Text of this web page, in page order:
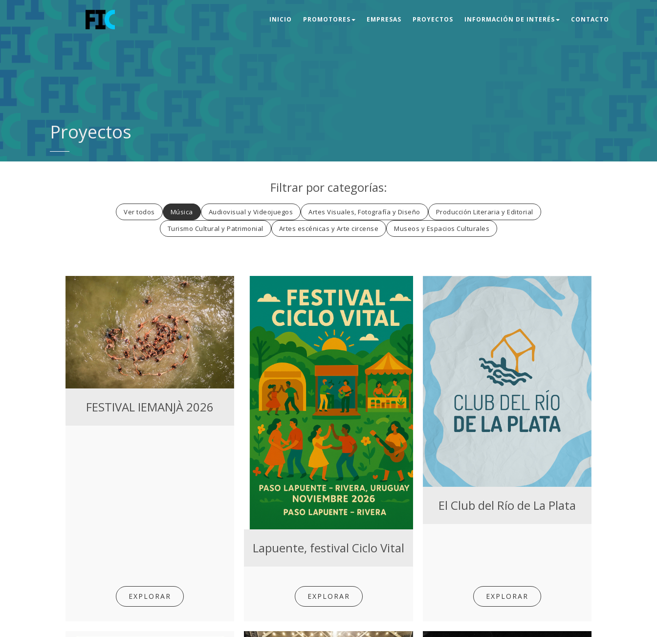
INICIO PROMOTORES EMPRESAS PROYECTOS INFORMACIÓN DE INTERÉS CONTACTO
Proyectos
Filtrar por categorías:
Ver todos Música Audiovisual y Videojuegos Artes Visuales, Fotografía y Diseño
Producción Literaria y Editorial
Turismo Cultural y Patrimonial
Artes escénicas y Arte circense Museos y Espacios Culturales
FESTIVAL IEMANJÀ 2026
EXPLORAR
Lapuente, festival Ciclo Vital
EXPLORAR
El Club del Río de La Plata
EXPLORAR